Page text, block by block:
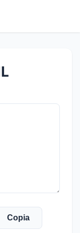
Copia